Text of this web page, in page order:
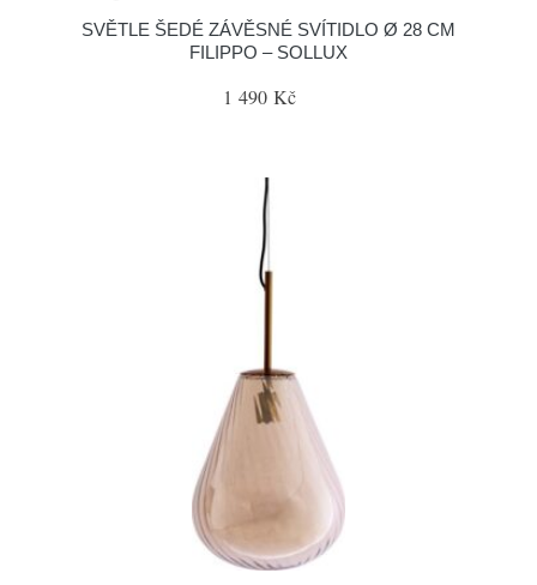
SVĚTLE ŠEDÉ ZÁVĚSNÉ SVÍTIDLO Ø 28 CM
FILIPPO – SOLLUX
1 490 Kč